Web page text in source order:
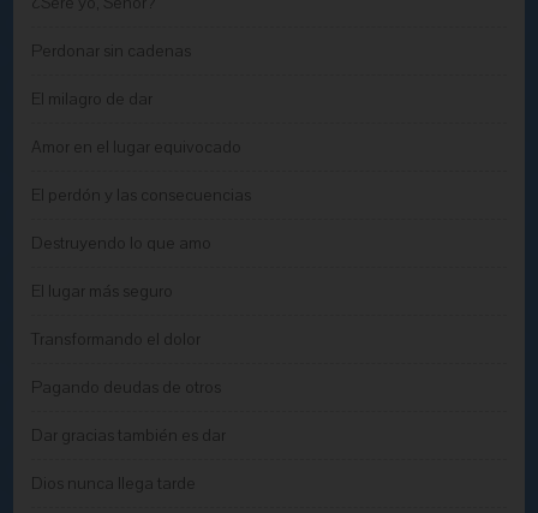
Perdonar sin cadenas
El milagro de dar
Amor en el lugar equivocado
El perdón y las consecuencias
Destruyendo lo que amo
El lugar más seguro
Transformando el dolor
Pagando deudas de otros
Dar gracias también es dar
Dios nunca llega tarde